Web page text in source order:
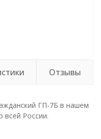
Отзывы
ГП-7Б в нашем
всей России.